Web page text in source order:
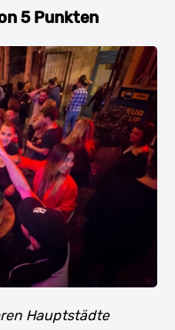
5 Punkten
Hauptstädte